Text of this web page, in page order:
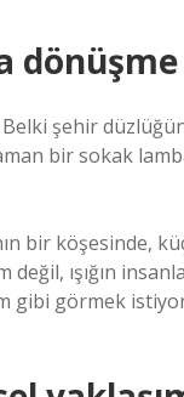
şehir
bir sokak
bir köşesinde,
ışığın
görmek istiyor;